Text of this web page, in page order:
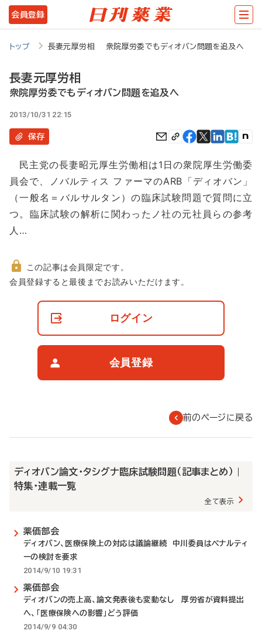
メ
イ
ツ
会員登録
トップ 長妻元厚労相 衆院厚労委でもディオバン問題を追及へ
長妻元厚労相
衆院厚労委でもディオバン問題を追及へ
2013/10/31 22:15
保存
民主党の長妻昭元厚生労働相は1日の衆院厚生労働委
員会で、ノバルティス ファーマのARB「ディオバン」
（一般名＝バルサルタン）の臨床試験問題で質問に立
つ。臨床試験の解析に関わったノ社の元社員らの参考
人…
非
この記事は会員限定です。
会員登録すると最後までお読みいただけます。
ログイン
会員登録
前のページに戻る
ディオバン論文・タシグナ臨床試験問題（記事まとめ） |
特集・連載一覧
全て表示
薬価部会
ディオバン、医療保険上の対応は議論継続 中川委員はペナルティ
ーの検討を要求
2014/9/10 19:31
薬価部会
ディオバンの売上高、論文発表後も変動なし 厚労省が資料提出
へ、「医療保険への影響」どう評価
2014/9/9 04:30